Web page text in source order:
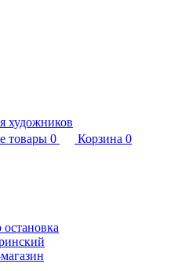
товары 0 Корзина 0
остановка